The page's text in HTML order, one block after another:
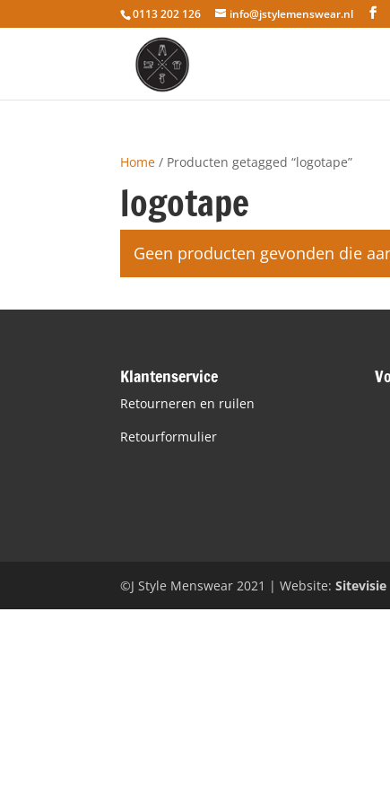
0113 202 126 info@jstylemenswear.nl
Home / Producten getagged “logotape”
logotape
Geen producten gevonden die
Klantenservice
Retourneren en ruilen
Retourformulier
©J Style Menswear 2021 | Website:Sitevisie